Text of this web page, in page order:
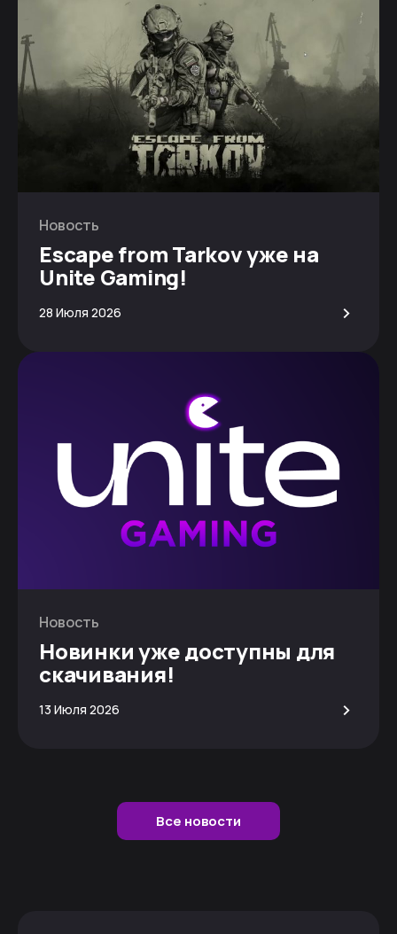
Новость
Escape from Tarkov уже на
Unite Gaming!
28 Июля 2026 >
Новость
Новинки уже доступны для
скачивания!
13 Июля 2026 >
Все новости